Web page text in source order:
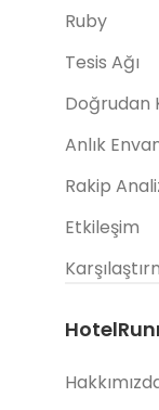
Ruby
Tesis Ağı
Doğrudan
Anlık
Rakip
Etkileşim